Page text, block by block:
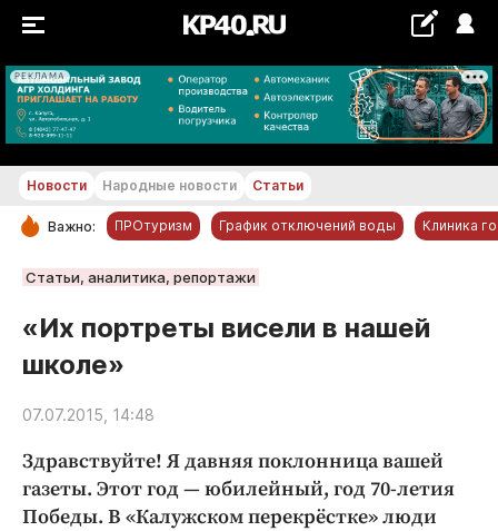
РЕКЛАМА
+21...+22 °С
РУБРИКИ
Новости компаний
Статьи
Народные новости
Авто и транспорт
Благоустройство
Криминал
Новости Народные новости Статьи
Важно: ПРОтуризм График отключений воды Клиника
Статьи, аналитика, репортажи
«Их портреты висели в нашей
школе»
07.07.2015, 14:48
Здравствуйте! Я давняя поклонница вашей
газеты. Этот год — юбилейный, год 70-летия
Победы. В «Калужском перекрёстке» люди